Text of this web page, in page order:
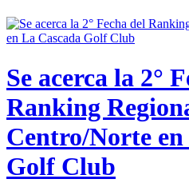
Se acerca la 2°
Ranking
Centro/Norte en
Golf Club